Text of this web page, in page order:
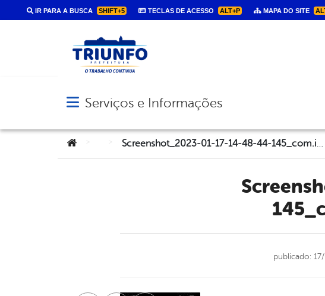
IR PARA A BUSCA SHIFT+5 TECLAS DE ACESSO ALT+P MAPA DO SITE
Abrir menu principal de navegação
Serviços e Informações
Você está aqui: Screenshot_2023-01-17-14-48-44-145_com.instagram.android
Screenshot_2023-01-17-14-48-44-
publicado: